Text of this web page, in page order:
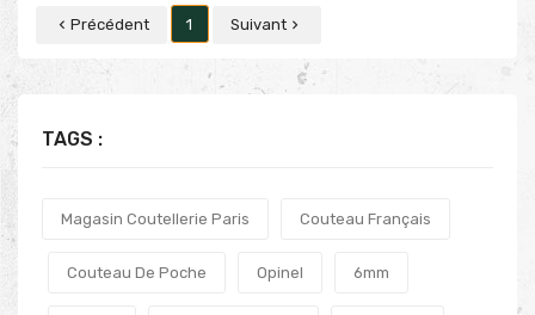
TAGS :
Magasin Coutellerie Paris Couteau Français
Couteau De Poche Opinel 6mm
 Précédent 1 Suivant 